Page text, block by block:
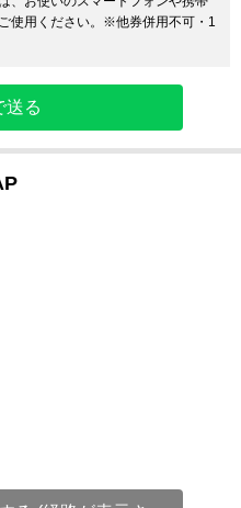
使用ください。※他券併用不可・1
送る